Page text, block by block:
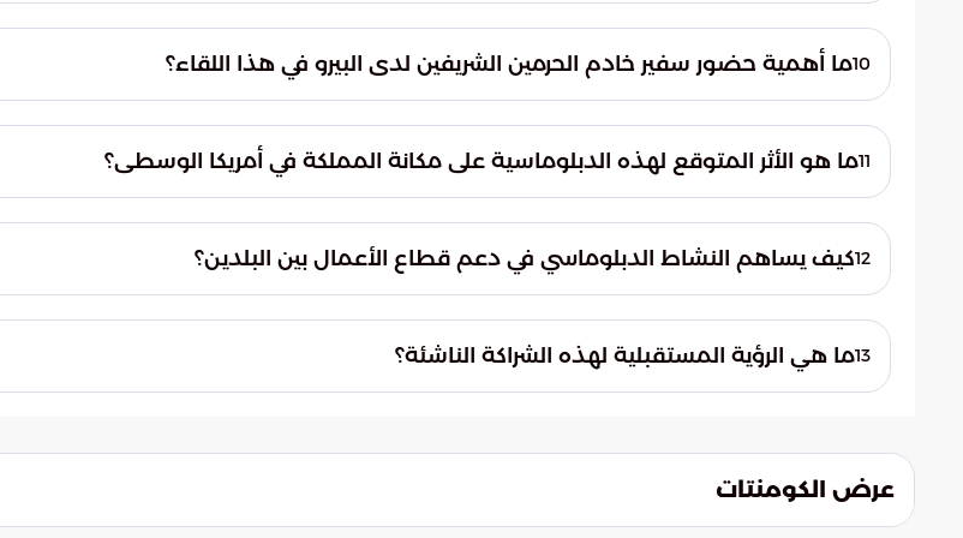
ويدعم هذا التوجه التزامات كلا البلدين تجاه قضايا التغير المناخي العالمية، ويسعى لابتكار
مستدامة لمواجهة التحديات البيئية المشتركة بفعالية.
10ما أهمية حضور سفير خادم الحرمين الشريفين لدى البيرو في هذا اللقاء؟
تنفيذ مخرجات اللقاءات الدبلوماسية. ويهدف هذا التواجد الدبلوماسي إلى تحويل
مشروعات ميدانية ملموسة وتذليل أي عقبات إجرائية قد تواجه قطاع الأعمال.
11ما هو الأثر المتوقع لهذه الدبلوماسية على مكانة المملكة في أمريكا الوسطى؟
منطقة الكاريبي وأمريكا الوسطى. كما تساعد في بناء جسور تعاون قوية تساهم في زيادة
الاستثمارية والتبادل الثقافي بين الشرق الأوسط وهذه المنطقة الحيوية.
12كيف يساهم النشاط الدبلوماسي في دعم قطاع الأعمال بين البلدين؟
وتسهيل الإجراءات الرسمية. هذا الزخم يساعد في بناء ثقة متبادلة تشجع القطاع الخاص
استكشاف فرص تجارية ومشاريع استثمارية مشتركة في كلا البلدين.
13ما هي الرؤية المستقبلية لهذه الشراكة الناشئة؟
تنموية كبرى تخدم الأجيال القادمة في المملكة العربية السعودية وكوستاريكا.
عرض الكومنتات